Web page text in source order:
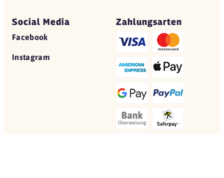
Social Media
Facebook
Instagram
Zahlungsarten